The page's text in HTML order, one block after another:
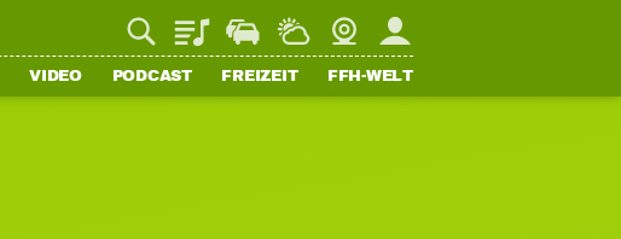
PlaylistStaupilotWetterWebcamMein FFH
VIDEO PODCAST FREIZEIT FFH-WELT